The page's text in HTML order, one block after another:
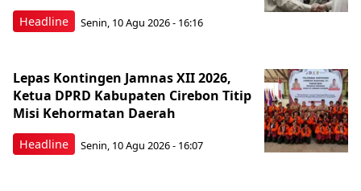
Headline Senin, 10 Agu 2026 - 16:16
Headline
Lepas Kontingen Jamnas XII 2026,
Ketua DPRD Kabupaten Cirebon Titip
Misi Kehormatan Daerah
Senin, 10 Agu 2026 - 16:07